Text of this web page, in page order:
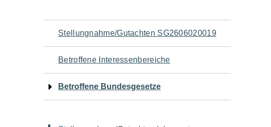
Navigation
für
den
Seiteninhalt
Stellungnahme/Gutachten SG2606020019
Betroffene Interessenbereiche
Betroffene Bundesgesetze